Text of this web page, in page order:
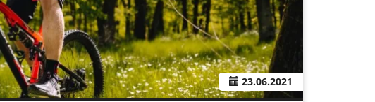
23.06.2021